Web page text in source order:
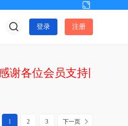
换
到
登录 注册
谢各位会员支持网站发
1 2 3 下一页